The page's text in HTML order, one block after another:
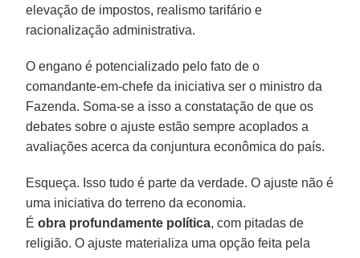
elevação de impostos, realismo tarifário e
racionalização administrativa.
O engano é potencializado pelo fato de o
comandante-em-chefe da iniciativa ser o ministro da
Fazenda. Soma-se a isso a constatação de que os
debates sobre o ajuste estão sempre acoplados a
avaliações acerca da conjuntura econômica do país.
Esqueça. Isso tudo é parte da verdade. O ajuste não é
uma iniciativa do terreno da economia.
Éobra profundamente política, com pitadas de
religião. O ajuste materializa uma opção feita pela